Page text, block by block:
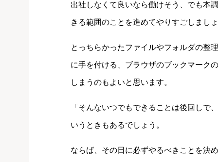
出社しなくて良いなら働けそう、でも本
きる範囲のことを進めてやりすごしまし
とっちらかったファイルやフォルダの整
に手を付ける、ブラウザのブックマーク
しまうのもよいと思います。
「そんないつでもできることは後回しで
いうときもあるでしょう。
ならば、その日に必ずやるべきことを決